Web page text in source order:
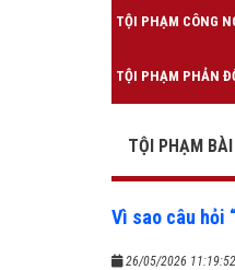
TỘI PHẠM CÔNG
TỘI PHẠM PHẢN
TỘI PHẠM
Vì sao câu hỏi
26/05/2026